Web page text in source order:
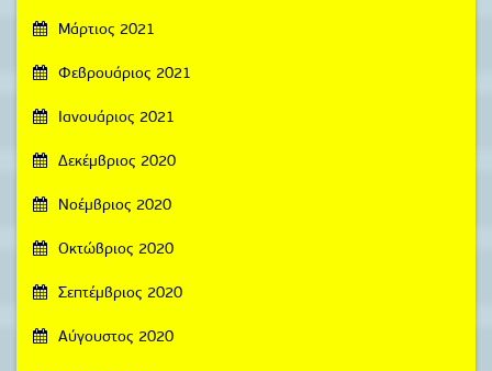
Μάρτιος 2021
Φεβρουάριος 2021
Ιανουάριος 2021
Δεκέμβριος 2020
Νοέμβριος 2020
Οκτώβριος 2020
Σεπτέμβριος 2020
Αύγουστος 2020